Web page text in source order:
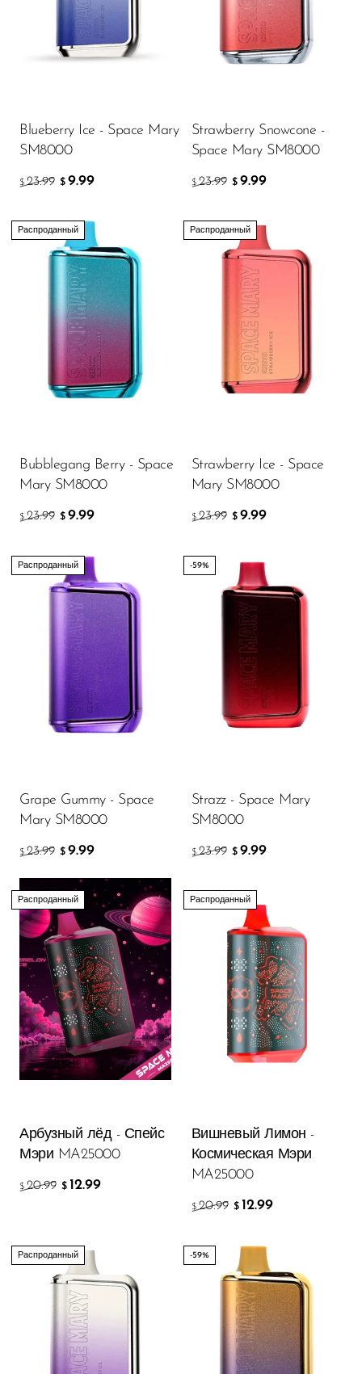
Geek Bar
Glamee
HERO
Hi-Drip
Hulk Hogan
Humble
Hyde
Hyppe
Hyve
HQD
Ijoy
JNR
KangVAPE
Kado Bar
Kartel Vapes
KROS
Lost Angel
Lost Mary
Lost Vape
Lucid Charge
Luffbar
Memers
Monster Bar
Monster Vape Labs
Naked
Nexa
NIKO Bar
North
Off-Stamp
Olit Hookah
Orion
Pachamama
PYRO
Raz
RifBar
REIGN BAR
Blueberry Ice - Space Mary
SM8000
$ 23.99 $ 9.99
Strawberry Snowcone -
Space Mary SM8000
$ 23.99 $ 9.99
Распроданный
Bubblegang Berry - Space
Mary SM8000
$ 23.99 $ 9.99
Распроданный
Strawberry Ice - Space
Mary SM8000
$ 23.99 $ 9.99
Распроданный
Grape Gummy - Space
Mary SM8000
$ 23.99 $ 9.99
-59%
Strazz - Space Mary
SM8000
$ 23.99 $ 9.99
Распроданный
Арбузный лёд - Спейс
Мэри MA25000
$ 20.99 $ 12.99
Распроданный
Вишневый Лимон -
Космическая Мэри
MA25000
$ 20.99 $ 12.99
Распроданный -59%